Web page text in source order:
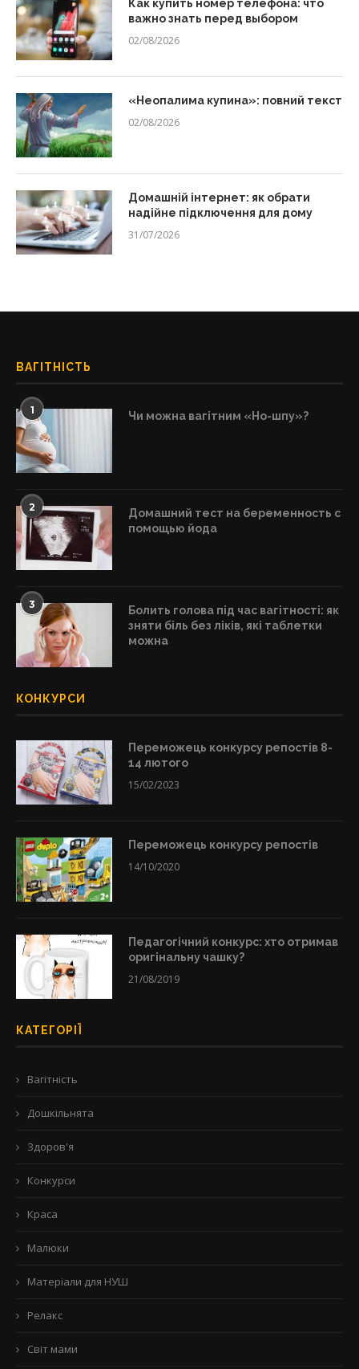
Как купить номер телефона: что
важно знать перед выбором
02/08/2026
«Неопалима купина»: повний текст
02/08/2026
Домашній інтернет: як обрати
надійне підключення для дому
31/07/2026
ВАГІТНІСТЬ
1 Чи можна вагітним «Но-шпу»?
2
Домашний тест на беременность с
помощью йода
3
Болить голова під час вагітності: як
зняти біль без ліків, які таблетки
можна
КОНКУРСИ
Переможець конкурсу репостів 8-
14 лютого
15/02/2023
Переможець конкурсу репостів
14/10/2020
Педагогічний конкурс: хто отримав
оригінальну чашку?
21/08/2019
КАТЕГОРІЇ
Вагітність
Дошкільнята
Здоров'я
Конкурси
Краса
Малюки
Матеріали для НУШ
Релакс
Світ мами